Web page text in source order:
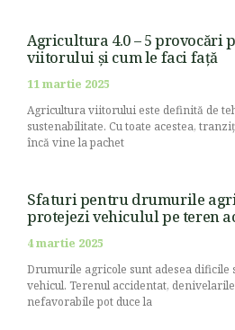
Agricultura 4.0 – 5 provocări
viitorului și cum le faci față
11 martie 2025
Agricultura viitorului este definită de
sustenabilitate. Cu toate acestea,
încă vine la pachet
Sfaturi pentru drumurile
protejezi vehiculul pe teren
4 martie 2025
Drumurile agricole sunt adesea dificile
vehicul. Terenul accidentat,
nefavorabile pot duce la